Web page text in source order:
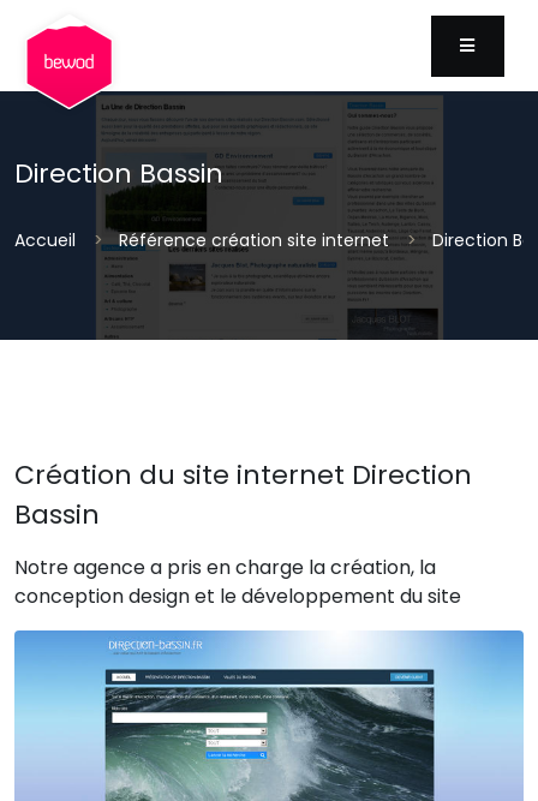
MENU
Direction Bassin
Accueil Référence création site internet Direction
Création du site internet Direction
Bassin
Notre agence a pris en charge la création, la
conception design et le développement du site